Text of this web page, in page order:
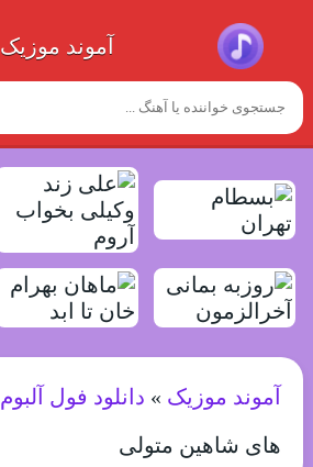
آموند موزیک
آموند موزیک » دانلود فول آلبوم
های شاهین متولی